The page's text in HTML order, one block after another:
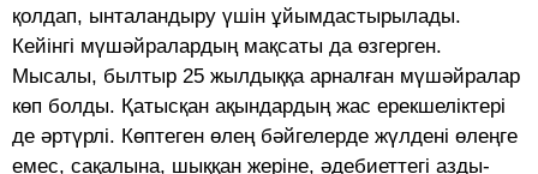
қолдап, ынталандыру үшін ұйымдастырылады.
Кейінгі мүшәйралардың мақсаты да өзгерген.
Мысалы, былтыр 25 жылдыққа арналған мүшәйралар
көп болды. Қатысқан ақындардың жас ерекшеліктері
де әртүрлі. Көптеген өлең бәйгелерде жүлдені өлеңге
емес, сақалына, шыққан жеріне, әдебиеттегі азды-